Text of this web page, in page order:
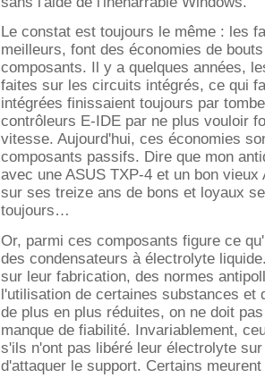
Le constat est toujours le même : les
meilleurs, font des économies de
composants. Il y a quelques années,
faites sur les circuits intégrés, ce qui
intégrées finissaient toujours par
contrôleurs E-IDE par ne plus vouloir
vitesse. Aujourd'hui, ces économies
composants passifs. Dire que mon
avec une ASUS TXP-4 et un bon
sur ses treize ans de bons et loyaux
toujours…
Or, parmi ces composants figure ce
des condensateurs à électrolyte
sur leur fabrication, des normes
l'utilisation de certaines substances et
de plus en plus réduites, on ne doit
manque de fiabilité. Invariablement,
s'ils n'ont pas libéré leur électrolyte
d'attaquer le support. Certains